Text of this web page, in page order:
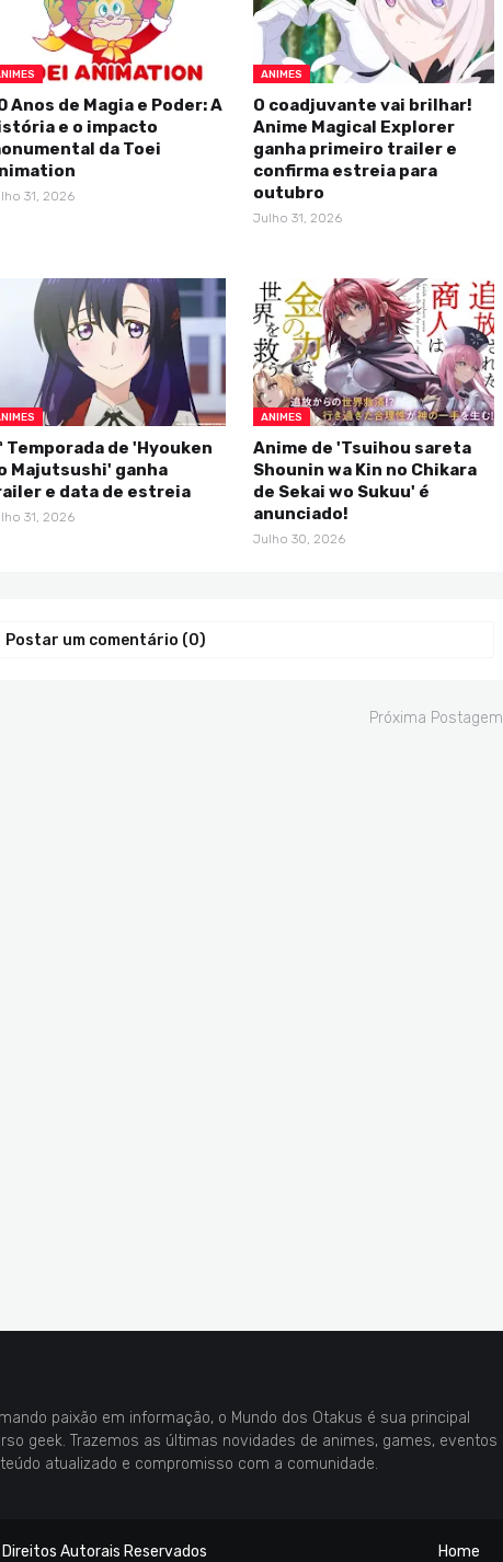
Anos de Magia e Poder: A
e o impacto
da Toei
31, 2026
ANIMES
O coadjuvante vai brilhar!
Anime Magical Explorer
ganha primeiro trailer e
confirma estreia para
outubro
Julho 31, 2026
Temporada de 'Hyouken
Majutsushi' ganha
e data de estreia
31, 2026
ANIMES
Anime de 'Tsuihou sareta
Shounin wa Kin no Chikara
de Sekai wo Sukuu' é
anunciado!
Julho 30, 2026
Postar um comentário (0)
Próxima Postagem
paixão em informação, o Mundo dos Otakus é sua principal
geek. Trazemos as últimas novidades de animes, games, eventos
atualizado e compromisso com a comunidade.
Autorais Reservados Home